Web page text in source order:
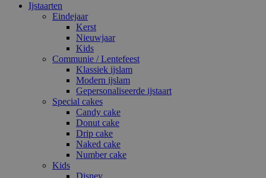
Ijstaarten
Eindejaar
Kerst
Nieuwjaar
Kids
Communie / Lentefeest
Klassiek ijslam
Modern ijslam
Gepersonaliseerde ijstaart
Special cakes
Candy cake
Donut cake
Drip cake
Naked cake
Number cake
Kids
Disney